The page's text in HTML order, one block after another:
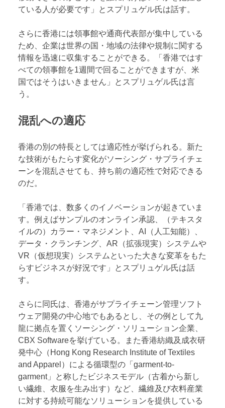
ている人が必要です」とスプリュゲル氏は話す。
さらに香港には領事館や通商代表部が集中している
ため、企業は世界の国・地域の法律や規制に関する
情報を迅速に収集することができる。「香港ではす
べての領事館を1週間で回ることができますが、米
国ではそうはいきません」とスプリュゲル氏は言
う。
混乱への適応
香港の別の特長としては適応性が挙げられる。新た
な技術がもたらす変化がソーシング・サプライチェ
ーンを混乱させても、持ち前の適応性で対応できる
のだ。
「香港では、数多くのイノベーションが起きていま
す。例えばサンプルのオンライン承認、（テキスタ
イルの）カラー・マネジメント、AI（人工知能）、
データ・クランチング、AR（拡張現実）システムや
VR（仮想現実）システムといった大きな変革をもた
らすビジネスが好況です」とスプリュゲル氏は話
す。
さらに同氏は、香港がサプライチェーン管理ソフト
ウェア開発の中心地でもあるとし、その例として九
龍に拠点を置くソーシング・ソリューション企業、
CBX Softwareを挙げている。また香港紡織及成衣研
発中心（Hong Kong Research Institute of Textiles
and Apparel）による循環型の「garment-to-
garment」と称したビジネスモデル（古着から新し
い繊維、衣服を生み出す）など、繊維及び衣料産業
に対する持続可能なソリューションを提供している